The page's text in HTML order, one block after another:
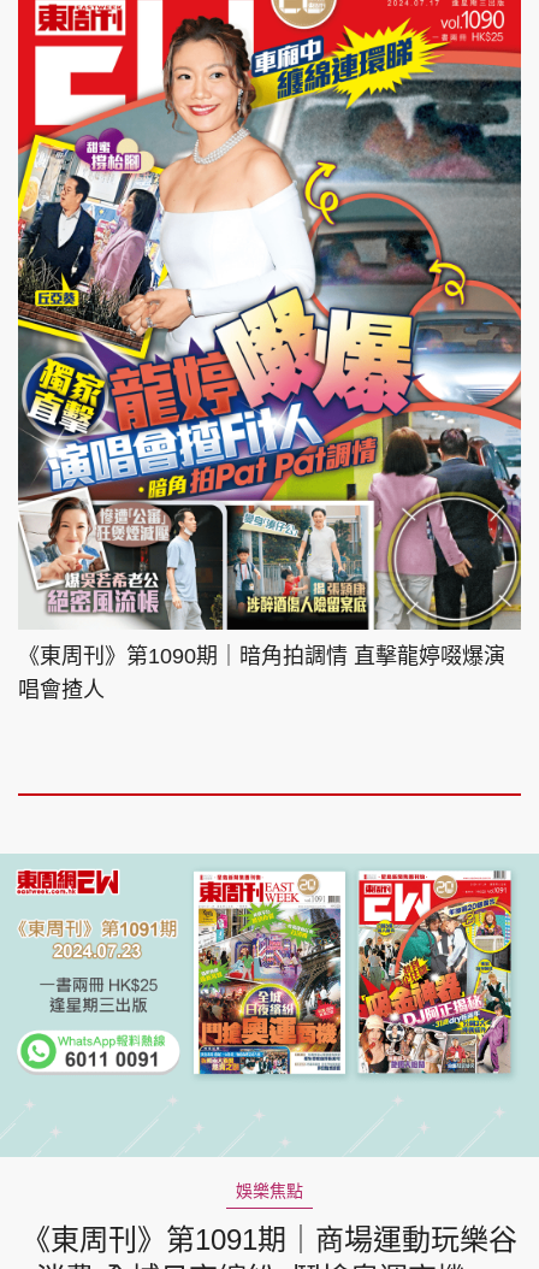
《東周刊》第1090期｜暗角拍調情 直擊龍婷啜爆演
唱會揸人
娛樂焦點
《東周刊》第1091期｜商場運動玩樂谷